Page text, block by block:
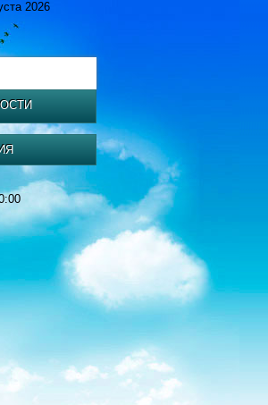
2026